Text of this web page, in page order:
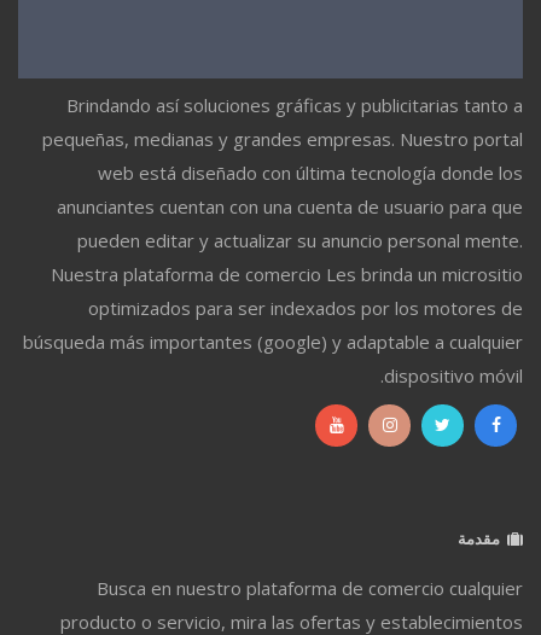
Brindando así soluciones gráficas y publicitarias tanto a
pequeñas, medianas y grandes empresas. Nuestro portal
web está diseñado con última tecnología donde los
anunciantes cuentan con una cuenta de usuario para que
pueden editar y actualizar su anuncio personal mente.
Nuestra plataforma de comercio Les brinda un micrositio
optimizados para ser indexados por los motores de
búsqueda más importantes (google) y adaptable a cualquier
dispositivo móvil.
مقدمة
Busca en nuestro plataforma de comercio cualquier
producto o servicio, mira las ofertas y establecimientos